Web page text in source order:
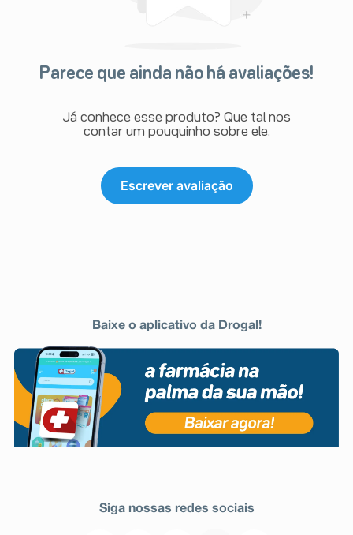
Parece que ainda não há avaliações!
Já conhece esse produto? Que tal nos
contar um pouquinho sobre ele.
Escrever avaliação
Baixe o aplicativo da Drogal!
Siga nossas redes sociais